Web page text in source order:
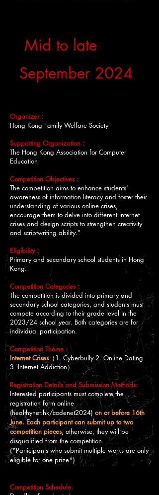
Mid to late
September 2024
Organizer：
Hong Kong Family Welfare Society
Supporting Organization ：
The Hong Kong Association for Computer
Education
Competition Objectives：
The competition aims to enhance students'
awareness of information literacy and foster their
understanding of various online crises,
encourage them to delve into different internet
crises and design scripts to strengthen creativity
and scriptwriting ability."
Eligibility：
Primary and secondary school students in Hong
Kong.
Competition Categories：
The competition is divided into primary and
secondary school categories, and students must
compete according to their grade level in the
2023/24 school year. Both categories are for
individual participation.
Competition Theme：
Internet Crises（1. Cyberbully 2. Online Dating
3. Internet Addiction）
Registration Details and Submission Methods:
Interested participants must complete the
registration form online
(healthynet.hk/codenet2024) on or before 16th
June. Each participant can submit up to two
competition pieces, otherwise, they will be
disqualified from the competition.
(*Participants who submit multiple works are only
eligible for one prize*)
Competition Schedule: